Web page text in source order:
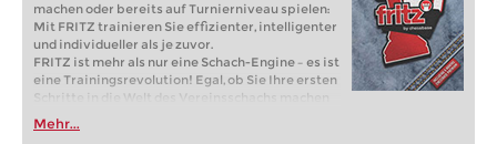
machen oder bereits auf Turnierniveau spielen:
Mit FRITZ trainieren Sie effizienter, intelligenter
und individueller als je zuvor.
FRITZ ist mehr als nur eine Schach-Engine – es ist
eine Trainingsrevolution! Egal, ob Sie Ihre ersten
Schritte in die Welt des Vereinsschachs machen
oder bereits auf Turnierniveau spielen: Mit
FRITZ trainieren Sie effizienter, intelligenter und
Mehr...